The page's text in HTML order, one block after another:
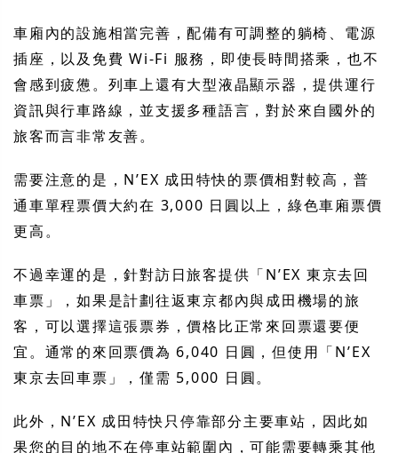
車廂內的設施相當完善，配備有可調整的躺椅、電源
插座，以及免費 Wi-Fi 服務，即使長時間搭乘，也不
會感到疲憊。列車上還有大型液晶顯示器，提供運行
資訊與行車路線，並支援多種語言，對於來自國外的
旅客而言非常友善。
需要注意的是，N’EX 成田特快的票價相對較高，普
通車單程票價大約在 3,000 日圓以上，綠色車廂票價
更高。
不過幸運的是，針對訪日旅客提供「N’EX 東京去回
車票」，如果是計劃往返東京都內與成田機場的旅
客，可以選擇這張票券，價格比正常來回票還要便
宜。通常的來回票價為 6,040 日圓，但使用「N’EX
東京去回車票」，僅需 5,000 日圓。
此外，N’EX 成田特快只停靠部分主要車站，因此如
果您的目的地不在停車站範圍內，可能需要轉乘其他